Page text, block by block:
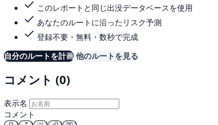
このレポートと同じ出没データベースを使用
あなたのルートに沿ったリスク予測
登録不要・無料・数秒で完成
自分のルートを計画他のルートを見る
コメント (0)
表示名
コメント